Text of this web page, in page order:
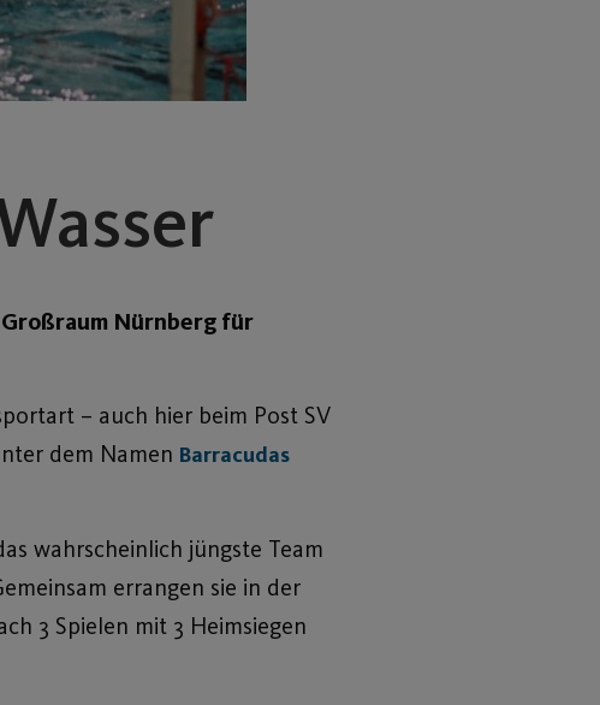
Nürnberg für
– auch hier beim Post SV
dem Namen Barracudas
wahrscheinlich jüngste Team
errangen sie in der
3 Spielen mit 3 Heimsiegen